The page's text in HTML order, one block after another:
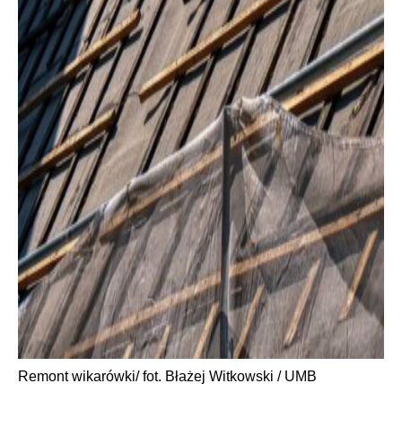
Remont wikarówki/ fot. Błażej Witkowski / UMB